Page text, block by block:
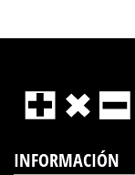
INFORMACIÓN